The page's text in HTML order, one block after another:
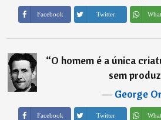
Facebook Twitter
“O homem é a única
sem
―George
Facebook Twitter